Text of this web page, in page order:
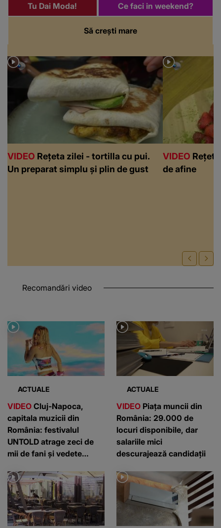
Să crești mare
Tu Dai Moda! Ce faci in weekend?
VIDEO Rețeta zilei - tortilla cu pui.
Un preparat simplu și plin de gust
VIDEO
de afine
Recomandări video
ACTUALE
VIDEO Cluj-Napoca,
capitala muzicii din
România: festivalul
UNTOLD atrage zeci de
mii de fani și vedete
ACTUALE
VIDEO Piața muncii din
România: 29.000 de
locuri disponibile, dar
salariile mici
descurajează candidații